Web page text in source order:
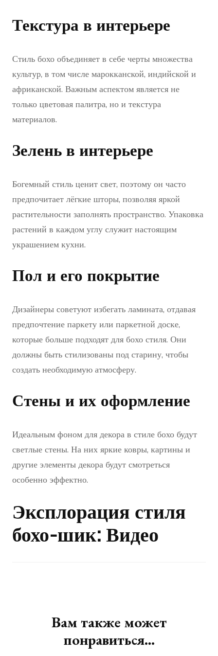
Текстура в интерьере
Стиль бохо объединяет в себе черты множества
культур, в том числе марокканской, индийской и
африканской. Важным аспектом является не
только цветовая палитра, но и текстура
материалов.
Зелень в интерьере
Богемный стиль ценит свет, поэтому он часто
предпочитает лёгкие шторы, позволяя яркой
растительности заполнять пространство. Упаковка
растений в каждом углу служит настоящим
украшением кухни.
Пол и его покрытие
Дизайнеры советуют избегать ламината, отдавая
предпочтение паркету или паркетной доске,
которые больше подходят для бохо стиля. Они
должны быть стилизованы под старину, чтобы
создать необходимую атмосферу.
Стены и их оформление
Идеальным фоном для декора в стиле бохо будут
светлые стены. На них яркие ковры, картины и
другие элементы декора будут смотреться
особенно эффектно.
Эксплорация стиля
бохо-шик: Видео
записямВам также может
понравиться...